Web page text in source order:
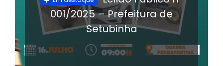
001/2025 – Prefeitura de
Setubinha